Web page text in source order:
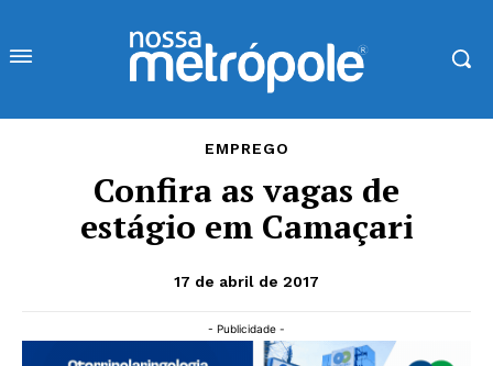
EMPREGO
Confira as vagas de
estágio em Camaçari
17 de abril de 2017
- Publicidade -